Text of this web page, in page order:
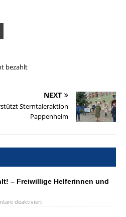
bezahlt
NEXT
Sterntaleraktion
Pappenheim
– Freiwillige Helferinnen und
deaktiviert